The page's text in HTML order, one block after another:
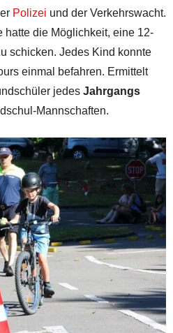
Polizei und der Verkehrswacht.
hatte die Möglichkeit, eine 12-
schicken. Jedes Kind konnte
einmal befahren. Ermittelt
jedes Jahrgangs
Mannschaften.